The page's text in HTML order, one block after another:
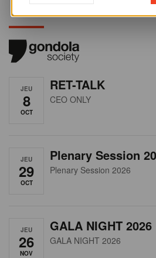
JEU
8
OCT
RET-TALK
CEO ONLY
JEU
29
OCT
Plenary Session
Plenary Session 2026
JEU
26
NOV
GALA NIGHT 2026
GALA NIGHT 2026